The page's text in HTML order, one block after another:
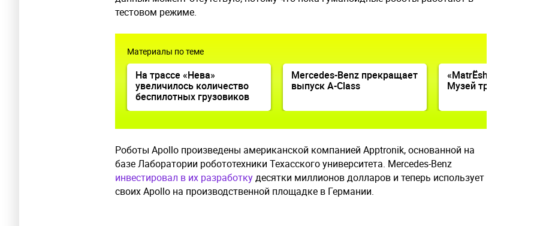
тестовом режиме.
Материалы по теме
На трассе «Нева»
увеличилось количество
беспилотных грузовиков
Mercedes-Benz прекращает
выпуск A-Class
«MatrЁshka»
Музей транспорта
Роботы Apollo произведены американской компанией Apptronik, основанной на
базе Лаборатории робототехники Техасского университета. Mercedes-Benz
инвестировал в их разработкудесятки миллионов долларов и теперь использует
своих Apollo на производственной площадке в Германии.